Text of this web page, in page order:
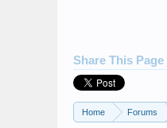
Share This Page
Home Forums